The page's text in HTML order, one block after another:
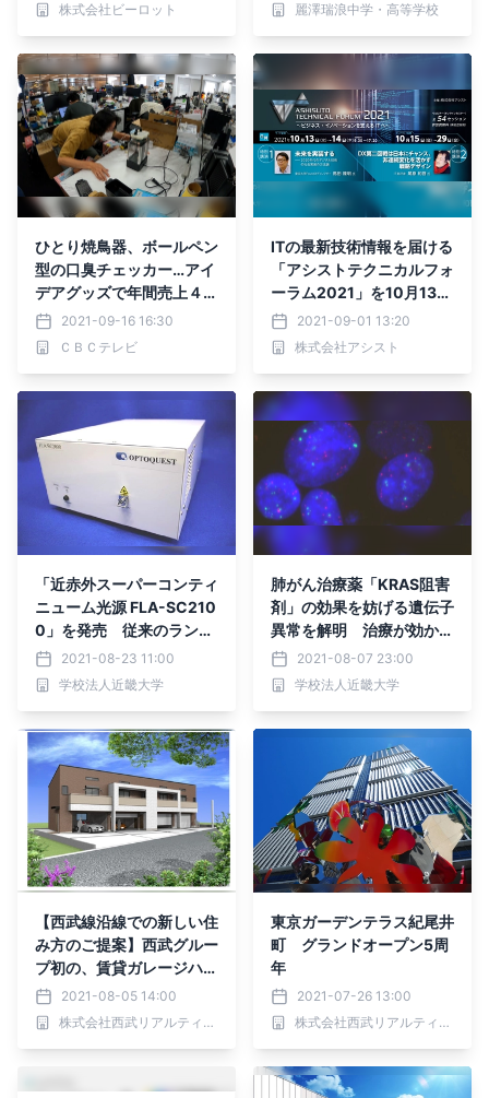
株式会社ビーロット
麗澤瑞浪中学・高等学校
ひとり焼鳥器、ボールペン
型の口臭チェッカー…アイ
デアグッズで年間売上４４
億円のユニークな会社を紹
介！9/19（日）BACKSTA
GE（バックステージ）
2021-09-16 16:30
ＣＢＣテレビ
ITの最新技術情報を届ける
「アシストテクニカルフォ
ーラム2021」を10月13日
から開催2021-09-01 13:20
株式会社アシスト
「近赤外スーパーコンティ
ニューム光源 FLA-SC210
0」を発売 従来のランプ
光源に匹敵する安定性・ス
ペクトル平坦性＋レーザに
匹敵する高輝度を達成 光
測を高精度化
2021-08-23 11:00
学校法人近畿大学
肺がん治療薬「KRAS阻害
剤」の効果を妨げる遺伝子
異常を解明 治療が効かな
くなった患者への新たな治
療法開発に期待
2021-08-07 23:00
学校法人近畿大学
【西武線沿線での新しい住
み方のご提案】西武グルー
プ初の、賃貸ガレージハウ
スプロジェクトが始動！
2021-08-05 14:00
株式会社西武リアルティソリューションズ
東京ガーデンテラス紀尾井
町 グランドオープン5周
年
2021-07-26 13:00
株式会社西武リアルティソリューションズ